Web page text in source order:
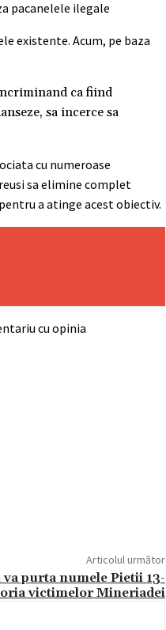
existente. Acum, pe baza
ca fiind
sa incerce sa
cu numeroase
sa elimine complet
a atinge acest obiectiv.
cu opinia
Articolul următor
purta numele Pietii 13-
victimelor Mineriadei